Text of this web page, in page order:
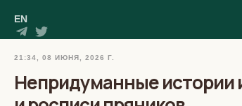
EN
21:34, 08 ИЮНЯ, 2026 Г.
Непридуманные истории